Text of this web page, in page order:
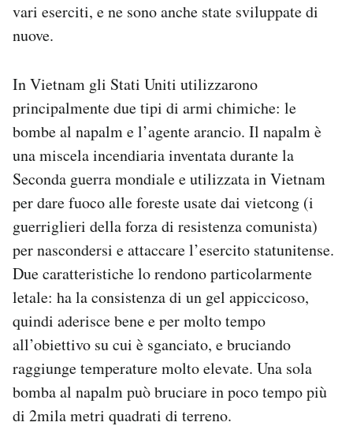
vari eserciti, e ne sono anche state sviluppate di
nuove.
In Vietnam gli Stati Uniti utilizzarono
principalmente due tipi di armi chimiche: le
bombe al napalm e l’agente arancio. Il napalm è
una miscela incendiaria inventata durante la
Seconda guerra mondiale e utilizzata in Vietnam
per dare fuoco alle foreste usate dai vietcong (i
guerriglieri della forza di resistenza comunista)
per nascondersi e attaccare l’esercito statunitense.
Due caratteristiche lo rendono particolarmente
letale: ha la consistenza di un gel appiccicoso,
quindi aderisce bene e per molto tempo
all’obiettivo su cui è sganciato, e bruciando
raggiunge temperature molto elevate. Una sola
bomba al napalm può bruciare in poco tempo più
di 2mila metri quadrati di terreno.